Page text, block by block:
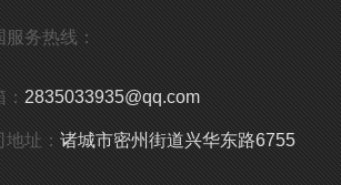
服务热线：
2835033935@qq.com
地址： 诸城市密州街道兴华东路6755